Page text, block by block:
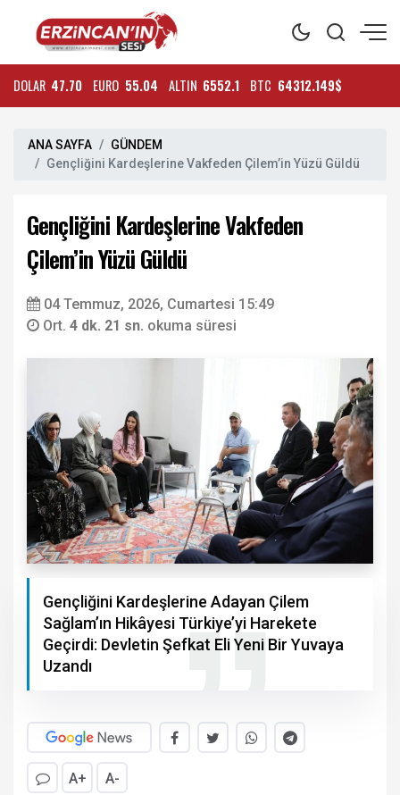
DOLAR 47.70 EURO 55.04 ALTIN 6552.1 BTC 64312.149$
ANA SAYFA
GÜNDEM
Gençliğini Kardeşlerine Vakfeden Çilem’in Yüzü Güldü
Gençliğini Kardeşlerine Vakfeden
Çilem’in Yüzü Güldü
04 Temmuz, 2026, Cumartesi 15:49
Ort. 4 dk. 21 sn. okuma süresi
Gençliğini Kardeşlerine Adayan Çilem
Sağlam’ın Hikâyesi Türkiye’yi Harekete
Geçirdi: Devletin Şefkat Eli Yeni Bir Yuvaya
Uzandı
A+ A-